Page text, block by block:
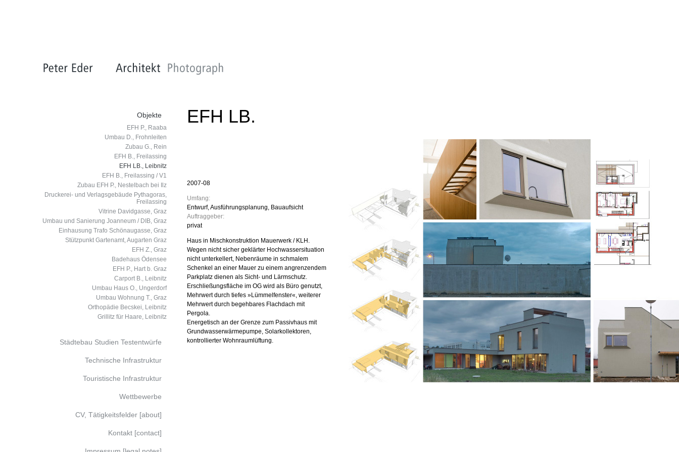
Objekte
EFH P., Raaba
Umbau D., Frohnleiten
Zubau G., Rein
EFH B., Freilassing
EFH LB., Leibnitz
EFH B., Freilassing / V1
Zubau EFH P., Nestelbach bei Ilz
Druckerei- und Verlagsgebäude Pythagoras,
Freilassing
Vitrine Davidgasse, Graz
Umbau und Sanierung Joanneum / DIB, Graz
Einhausung Trafo Schönaugasse, Graz
Stützpunkt Gartenamt, Augarten Graz
EFH Z., Graz
Badehaus Ödensee
EFH P., Hart b. Graz
Carport B., Leibnitz
Umbau Haus O., Ungerdorf
Umbau Wohnung T., Graz
Orthopädie Becskei, Leibnitz
Grillitz für Haare, Leibnitz
Städtebau Studien Testentwürfe
Technische Infrastruktur
Touristische Infrastruktur
Wettbewerbe
CV, Tätigkeitsfelder [about]
Kontakt [contact]
EFH LB.
2007-08
Umfang:
Entwurf, Ausführungsplanung, Bauaufsicht
Auftraggeber:
privat
Haus in Mischkonstruktion Mauerwerk / KLH.
Wegen nicht sicher geklärter Hochwassersituation
nicht unterkellert, Nebenräume in schmalem
Schenkel an einer Mauer zu einem angrenzendem
Parkplatz dienen als Sicht- und Lärmschutz.
Erschließungsfläche im OG wird als Büro genutzt,
Mehrwert durch tiefes »Lümmelfenster«, weiterer
Mehrwert durch begehbares Flachdach mit
Pergola.
Energetisch an der Grenze zum Passiv­haus mit
Grundwasser­wärme­pumpe, Solarkollektoren,
kontrollierter Wohn­raum­lüftung.